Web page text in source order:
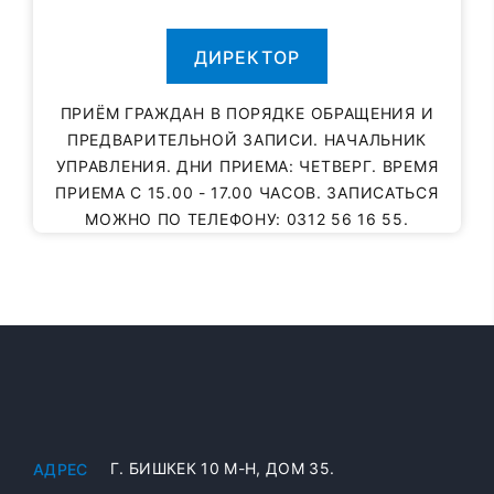
ДИРЕКТОР
ПРИЁМ ГРАЖДАН В ПОРЯДКЕ ОБРАЩЕНИЯ И
ПРЕДВАРИТЕЛЬНОЙ ЗАПИСИ. НАЧАЛЬНИК
УПРАВЛЕНИЯ. ДНИ ПРИЕМА: ЧЕТВЕРГ. ВРЕМЯ
ПРИЕМА С 15.00 - 17.00 ЧАСОВ. ЗАПИСАТЬСЯ
МОЖНО ПО ТЕЛЕФОНУ: 0312 56 16 55.
АДРЕС Г. БИШКЕК 10 М-Н, ДОМ 35.